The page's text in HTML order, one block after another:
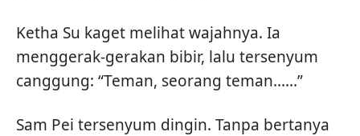
Ketha Su kaget melihat wajahnya. Ia
menggerak-gerakan bibir, lalu tersenyum
canggung: “Teman, seorang teman......”
Sam Pei tersenyum dingin. Tanpa bertanya